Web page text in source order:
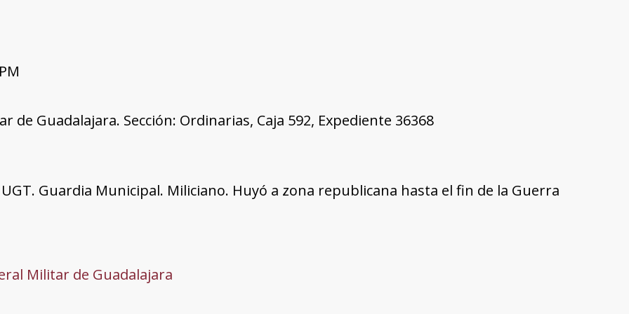
de Guadalajara. Sección: Ordinarias, Caja 592, Expediente 36368
Guardia Municipal. Miliciano. Huyó a zona republicana hasta el fin de la Guerra
Militar de Guadalajara